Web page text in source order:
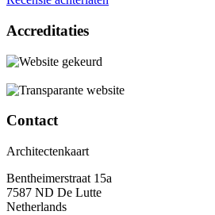
Accreditaties
Contact
Architectenkaart
Bentheimerstraat 15a
7587 ND De Lutte
Netherlands